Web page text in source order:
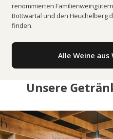
renommierten
Bottwartal und den Heuchelberg
finden.
Alle Weine
Unsere